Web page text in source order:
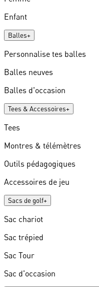
Enfant
Balles+
Personnalise tes balles
Balles neuves
Balles d'occasion
Tees & Accessoires+
Tees
Montres & télémètres
Outils pédagogiques
Accessoires de jeu
Sacs de golf+
Sac chariot
Sac trépied
Sac Tour
Sac d'occasion